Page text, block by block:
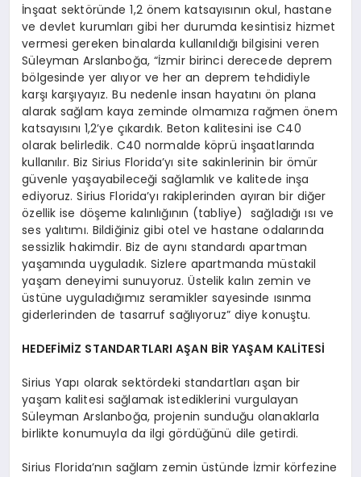
İnşaat sektöründe 1,2 önem katsayısının okul, hastane
ve devlet kurumları gibi her durumda kesintisiz hizmet
vermesi gereken binalarda kullanıldığı bilgisini veren
Süleyman Arslanboğa, “İzmir birinci derecede deprem
bölgesinde yer alıyor ve her an deprem tehdidiyle
karşı karşıyayız. Bu nedenle insan hayatını ön plana
alarak sağlam kaya zeminde olmamıza rağmen önem
katsayısını 1,2’ye çıkardık. Beton kalitesini ise C40
olarak belirledik. C40 normalde köprü inşaatlarında
kullanılır. Biz Sirius Florida’yı site sakinlerinin bir ömür
güvenle yaşayabileceği sağlamlık ve kalitede inşa
ediyoruz. Sirius Florida’yı rakiplerinden ayıran bir diğer
özellik ise döşeme kalınlığının (tabliye) sağladığı ısı ve
ses yalıtımı. Bildiğiniz gibi otel ve hastane odalarında
sessizlik hakimdir. Biz de aynı standardı apartman
yaşamında uyguladık. Sizlere apartmanda müstakil
yaşam deneyimi sunuyoruz. Üstelik kalın zemin ve
üstüne uyguladığımız seramikler sayesinde ısınma
giderlerinden de tasarruf sağlıyoruz” diye konuştu.
HEDEFİMİZ STANDARTLARI AŞAN BİR YAŞAM KALİTESİ
Sirius Yapı olarak sektördeki standartları aşan bir
yaşam kalitesi sağlamak istediklerini vurgulayan
Süleyman Arslanboğa, projenin sunduğu olanaklarla
birlikte konumuyla da ilgi gördüğünü dile getirdi.
Sirius Florida’nın sağlam zemin üstünde İzmir körfezine